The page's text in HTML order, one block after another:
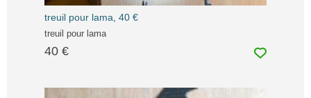
treuil pour lama, 40 €
treuil pour lama
40 €